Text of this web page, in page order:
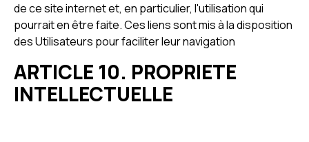
de ce site internet et, en particulier, l'utilisation qui
pourrait en être faite. Ces liens sont mis à la disposition
des Utilisateurs pour faciliter leur navigation
ARTICLE 10. PROPRIETE
INTELLECTUELLE